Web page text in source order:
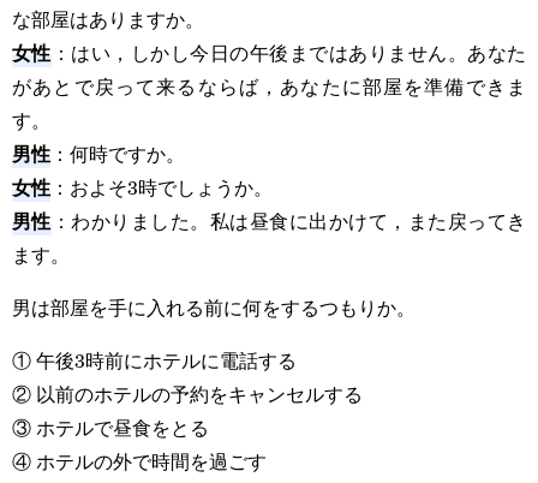
な部屋はありますか。
女性：はい，しかし今日の午後まではありません。あなた
があとで戻って来るならば，あなたに部屋を準備できま
す。
男性 ：何時ですか。
女性 ：およそ3時でしょうか。
男性：わかりました。私は昼食に出かけて，また戻ってき
ます。
男は部屋を手に入れる前に何をするつもりか。
① 午後3時前にホテルに電話する
② 以前のホテルの予約をキャンセルする
③ ホテルで昼食をとる
④ ホテルの外で時間を過ごす